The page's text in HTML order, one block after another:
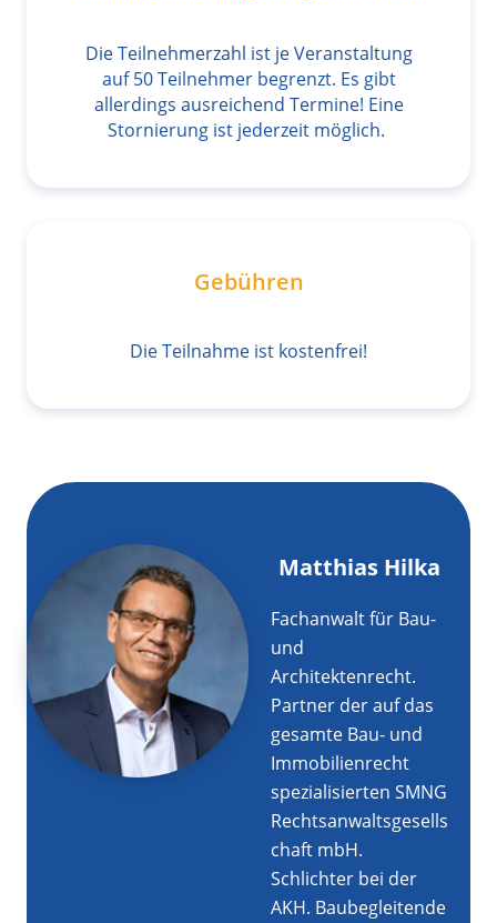
Die Teilnehmerzahl ist je Veranstaltung
auf 50 Teilnehmer begrenzt. Es gibt
allerdings ausreichend Termine! Eine
Stornierung ist jederzeit möglich.
Gebühren
Die Teilnahme ist kostenfrei!
Matthias Hilka
Fachanwalt für Bau-
und
Architektenrecht.
Partner der auf das
gesamte Bau- und
Immobilienrecht
spezialisierten SMNG
Rechtsanwaltsgesells
chaft mbH.
Schlichter bei der
AKH. Baubegleitende